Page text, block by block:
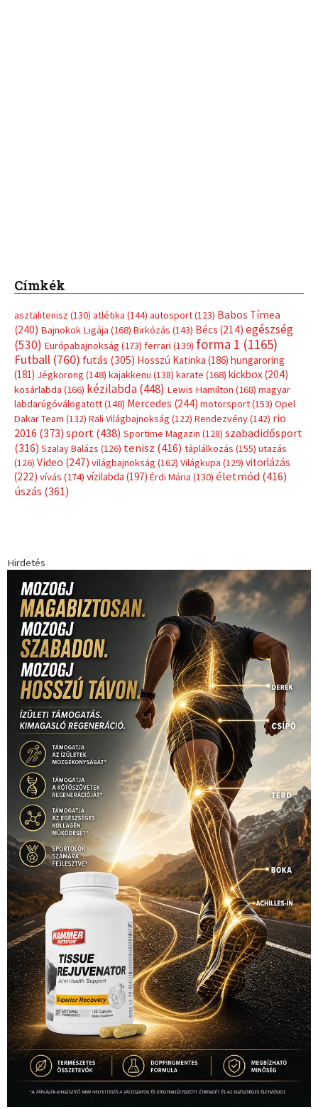
Címkék
(181)Jégkorong(148)kajakkenu(138)karate(168)kickbox(204)
kosárlabda(166) Lewis Hamilton(168)
magyar
labdarúgóválogatott(148)Mercedes (244) motorsport(153)
Opel
Dakar Team(132)Rali Világbajnokság (122) Rendezvény(142)
rio
2016(373)sport Sportime Magazin(128)szabadidősport
(316) Szalay Balázs(126) tenisz(416) táplálkozás(155)utazás
(126)Video(247)világbajnokság (162) Világkupa(129)
vitorlázás
(222) vívás(174) (197) Érdi Mária(130)életmód(416)
úszás(361)
Hirdetés